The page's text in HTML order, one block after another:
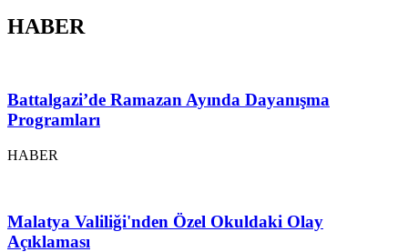
HABER
Battalgazi’de Ramazan Ayında Dayanışma
Programları
HABER
Malatya Valiliği'nden Özel Okuldaki Olay
Açıklaması